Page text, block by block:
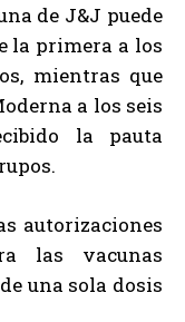
de J&J puede
la primera a los
mientras que
a los seis
la pauta
autorizaciones
las vacunas
una sola dosis